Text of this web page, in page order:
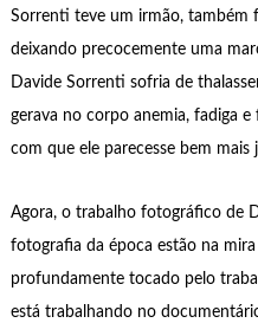
Sorrenti teve um irmão, também
deixando precocemente uma
Davide Sorrenti sofria de
gerava no corpo anemia, fadiga
com que ele parecesse bem
Agora, o trabalho fotográfico de
fotografia da época estão na
profundamente tocado pelo
está trabalhando no